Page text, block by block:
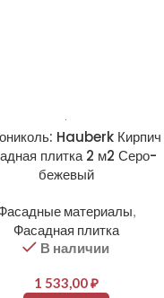
Hauberk Кирпич
плитка 2 м2 Серо-
бежевый
материалы,
Фасадная плитка
В наличии
1 533,00₽